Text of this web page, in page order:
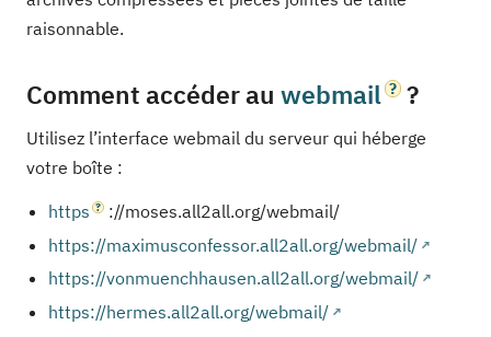
raisonnable.
Comment accéder au webmail ?
Utilisez l’interface webmail du serveur qui héberge
votre boîte :
https
://moses.all2all.org/webmail/
https://maximusconfessor.all2all.org/webmail/
https://vonmuenchhausen.all2all.org/webmail/
https://hermes.all2all.org/webmail/